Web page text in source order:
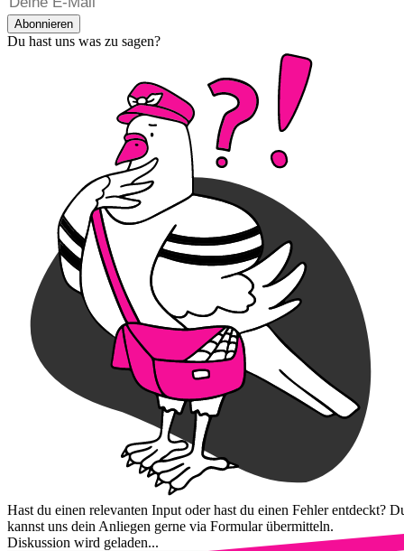
Abonnieren
Du hast uns was zu sagen?
Hast du einen relevanten Input oder hast du einen Fehler entdeckt?
kannst uns dein Anliegen gerne via Formular übermitteln.
Diskussion wird geladen...